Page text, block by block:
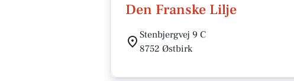
Den Franske Lilje
Stenbjergvej 9 C
8752 Østbirk